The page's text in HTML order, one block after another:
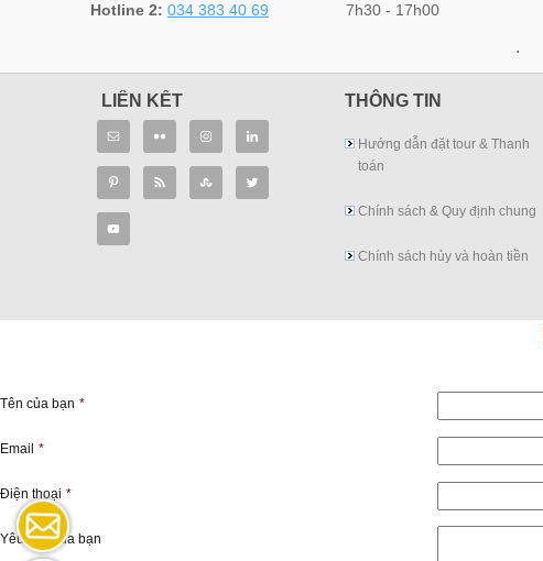
Hotline 2: 034 383 40 69 7h30 - 17h00
.
LIÊN KẾT THÔNG TIN
Hướng dẫn đặt tour & Thanh
toán
Chính sách & Quy định chung
Chính sách hủy và hoàn tiền
Tên của bạn *
Email *
Điện thoại *
Yêu cầu của bạn